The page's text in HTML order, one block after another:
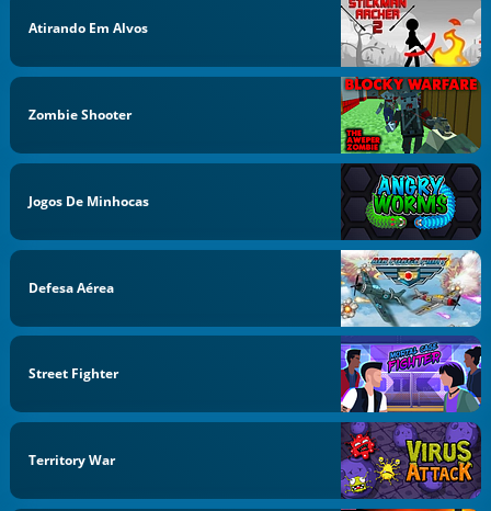
Atirando Em Alvos
Zombie Shooter
Jogos De Minhocas
Defesa Aérea
Street Fighter
Territory War